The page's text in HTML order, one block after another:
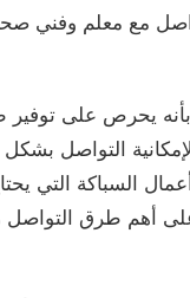
مع معلم وفني
بأنه يحرص على
التواصل
السباكة التي يحتاج
أهم طرق التواصل